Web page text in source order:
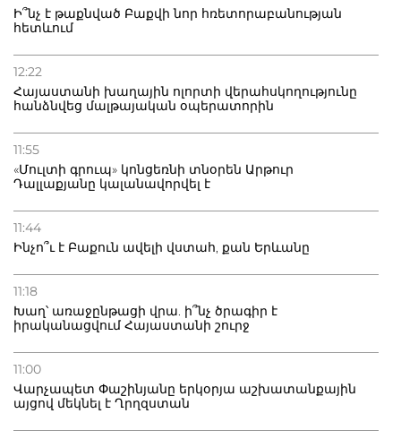
Ի՞նչ է թաքնված Բաքվի նոր հռետորաբանության
հետևում
12:22
Հայաստանի խաղային ոլորտի վերահսկողությունը
հանձնվեց մալթայական օպերատորին
11:55
«Մուլտի գրուպ» կոնցեռնի տնօրեն Արթուր
Դալլաքյանը կալանավորվել է
11:44
Ինչո՞ւ է Բաքուն ավելի վստահ, քան Երևանը
11:18
Խաղ՝ առաջընթացի վրա. ի՞նչ ծրագիր է
իրականացվում Հայաստանի շուրջ
11:00
Վարչապետ Փաշինյանը երկօրյա աշխատանքային
այցով մեկնել է Ղրղզստան